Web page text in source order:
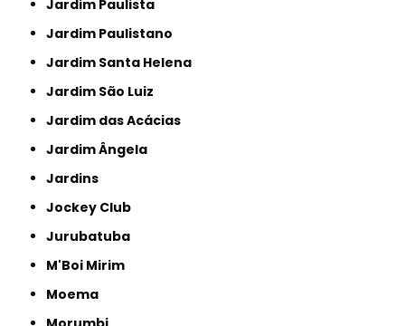
Jardim Paulista
Jardim Paulistano
Jardim Santa Helena
Jardim São Luiz
Jardim das Acácias
Jardim Ângela
Jardins
Jockey Club
Jurubatuba
M'Boi Mirim
Moema